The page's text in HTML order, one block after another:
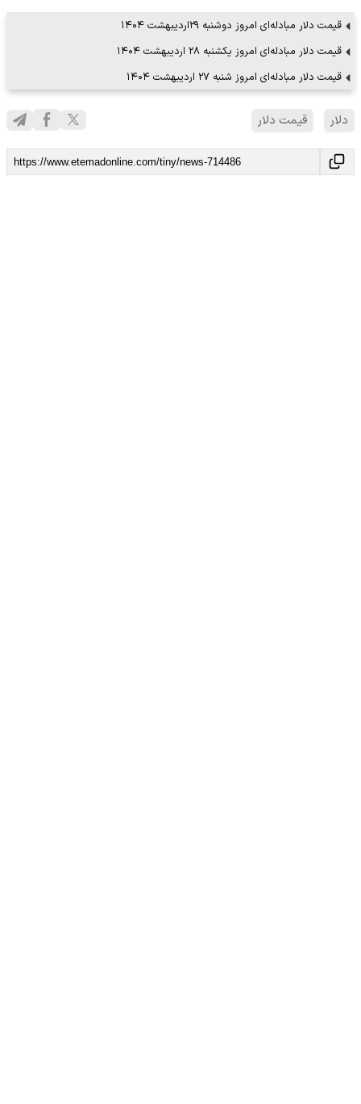
قیمت دلار مبادله‌ای امروز دوشنبه ۲۹اردیبهشت ۱۴۰۴
قیمت دلار مبادله‌ای امروز یکشنبه ۲۸ اردیبهشت ۱۴۰۴
قیمت دلار مبادله‌ای امروز شنبه ۲۷ اردیبهشت ۱۴۰۴
دلار قیمت دلار